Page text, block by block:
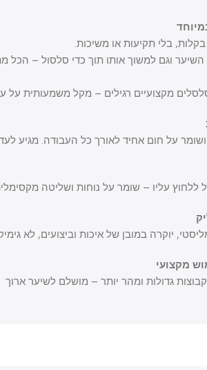
בלי תקיעות או משיכות.
וגם למשוך אותו תוך כדי סלסול – הכל
מקצועיים רגילים – מקל משמעותית על
חום אחיד לאורך כל העבודה. מגיע לעד 230 מעלות
עליו – שומר על נוחות ושליטה מקסימלית.
יוקרה במובן של איכות וביצועים, לא גימיקים.
גדולות ומהר יותר – מושלם לשיער ארוך